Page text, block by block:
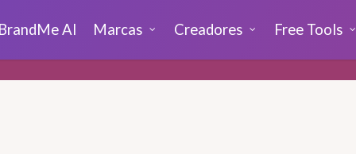
AI Marcas Creadores Free Tools